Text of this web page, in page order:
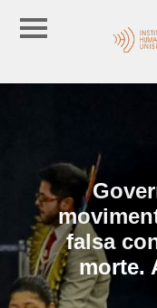
falsa
morte.